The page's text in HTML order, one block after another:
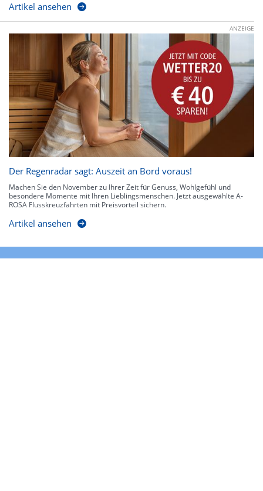
Artikel ansehen
ANZEIGE
Der Regenradar sagt: Auszeit an Bord voraus!
Machen Sie den November zu Ihrer Zeit für Genuss, Wohlgefühl und
besondere Momente mit Ihren Lieblingsmenschen. Jetzt ausgewählte A-
ROSA Flusskreuzfahrten mit Preisvorteil sichern.
Artikel ansehen